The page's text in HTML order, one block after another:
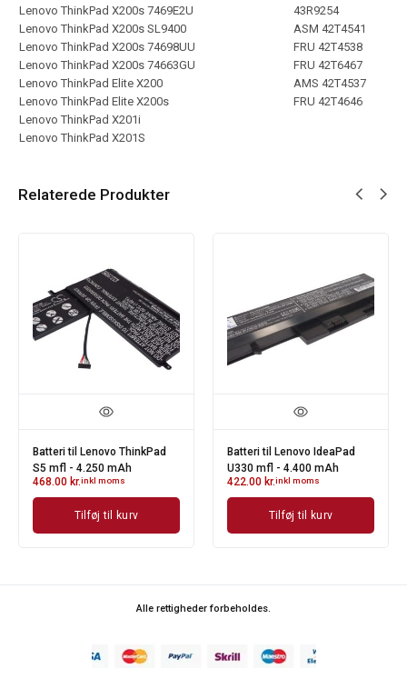
Lenovo ThinkPad X200s 7469E2U
Lenovo ThinkPad X200s SL9400
Lenovo ThinkPad X200s 74698UU
Lenovo ThinkPad X200s 74663GU
Lenovo ThinkPad Elite X200
Lenovo ThinkPad Elite X200s
Lenovo ThinkPad X201i
Lenovo ThinkPad X201S
43R9254
ASM 42T4541
FRU 42T4538
FRU 42T6467
AMS 42T4537
FRU 42T4646
Relaterede Produkter
Batteri til Lenovo ThinkPad
S5 mfl - 4.250 mAh
468.00 kr.inkl moms
Tilføj til kurv
Batteri til Lenovo IdeaPad
U330 mfl - 4.400 mAh
422.00 kr.inkl moms
Tilføj til kurv
Alle rettigheder forbeholdes.